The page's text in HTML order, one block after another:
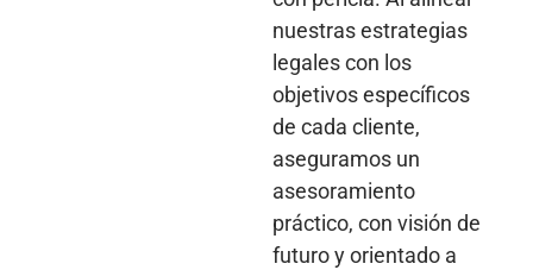
nuestras estrategias
legales con los
objetivos específicos
de cada cliente,
aseguramos un
asesoramiento
práctico, con visión de
futuro y orientado a